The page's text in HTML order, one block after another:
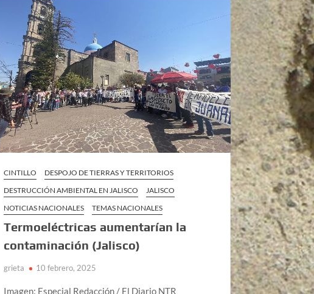
CINTILLO
DESPOJO DE TIERRAS Y TERRITORIOS
DESTRUCCIÓN AMBIENTAL EN JALISCO
JALISCO
NOTICIAS NACIONALES
TEMAS NACIONALES
Termoeléctricas aumentarían la
contaminación (Jalisco)
grieta 10 febrero, 2025
Imagen: Especial Redacción / El Diario NTR